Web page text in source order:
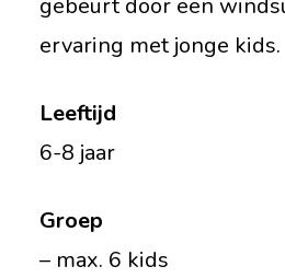
gebeurt door een
ervaring met jonge kids.
Leeftijd
6-8 jaar
Groep
– max. 6 kids